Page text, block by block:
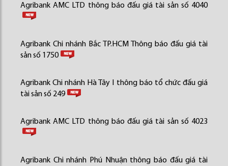
Agribank AMC LTD thông báo đấu giá tài sản số 4040
Agribank Chi nhánh Bắc TP.HCM Thông báo đấu giá tài
sản số 1750
Agribank Chi nhánh Hà Tây I thông báo tổ chức đấu giá
tài sản số 249
Agribank AMC LTD thông báo đấu giá tài sản số 4023
Agribank Chi nhánh Phú Nhuận thông báo đấu giá tài